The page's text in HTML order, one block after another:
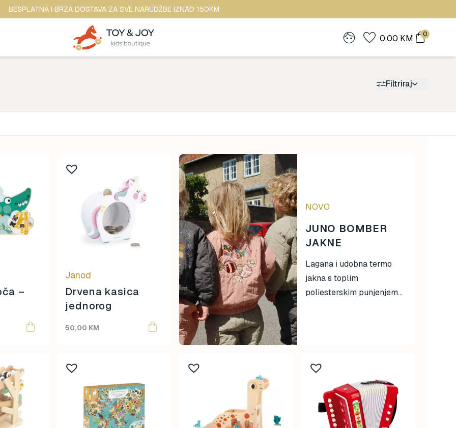
BESPLATNA I BRZA DOSTAVA ZA SVE NARUDŽBE IZNAD 150KM
0,00 KM 0
Filtriraj
b.box
BananaPanda
Citron
Design Letters
Done by Deer
Fabelab
Great Pretenders
Grech & Co
Hagi
Herman Teddy
0
0
–
Janod
Drvena kasica
jednorog
50,00 KM
NOVO
JUNO BOMBER
JAKNE
Lagana i udobna termo
jakna s toplim
poliesterskim punjenjem...